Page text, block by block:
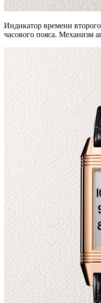
Индикатор времени
часового пояса. Механизм